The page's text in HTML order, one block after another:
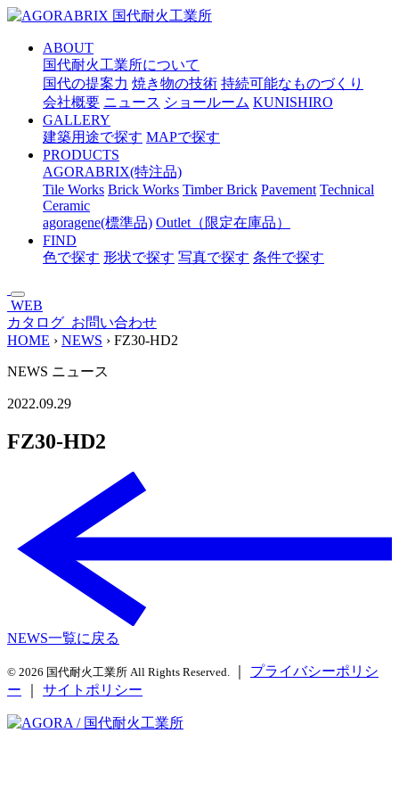
メ
ABOUT
国代耐火工業所について
国代の提案力 焼き物の技術 持続可能なものづくり
会社概要 ニュース ショールーム KUNISHIRO
GALLERY
建築用途で探す MAPで探す
PRODUCTS
AGORABRIX(特注品)
Tile Works Brick Works Timber Brick Pavement Technical
Ceramic
agoragene(標準品) Outlet（限定在庫品）
FIND
色で探す 形状で探す 写真で探す 条件で探す
WEB
カタログ お問い合わせ
HOME › NEWS › FZ30-HD2
NEWS ニュース
2022.09.29
FZ30-HD2
NEWS一覧に戻る
© 2026 国代耐火工業所 All Rights Reserved.
プライバシーポリシ
ー
サイトポリシー